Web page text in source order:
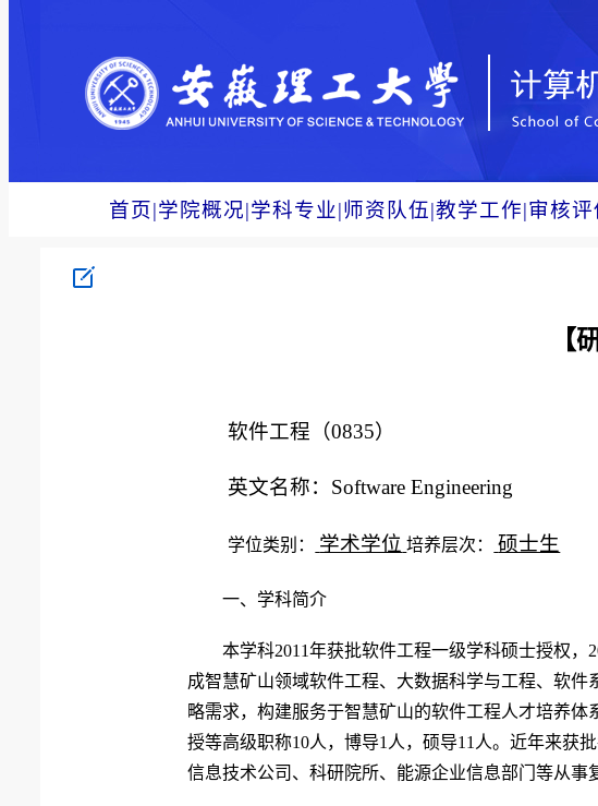
首页|学院概况|学科专业|师资队伍|教学工作|审核评
【
软件工程（0835）
英文名称： Software Engineering
学位类别： 学术学位 培养层次： 硕士生
一、学科简介
本学科2011年获批软件工程一级学科硕士授权
成智慧矿山领域软件工程、大数据科学与工程、软
略需求，构建服务于智慧矿山的软件工程人才培养
授等高级职称10人，博导1人，硕导11人。近年来获
信息技术公司、科研院所、能源企业信息部门等从事